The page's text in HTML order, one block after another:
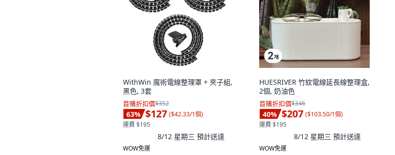
WithWin 魔術電線整理罩 + 夾子組,
黑色, 3套
首購折扣價$352
63% $127 ($42.33/1個)
運費 $195
8/12 星期三 預計送達
WOW免運
HUESRIVER 竹紋電線延長線整理盒,
2個, 奶油色
首購折扣價$346
40% $207 ($103.50/1個)
運費 $195
8/12 星期三 預計送達
WOW免運